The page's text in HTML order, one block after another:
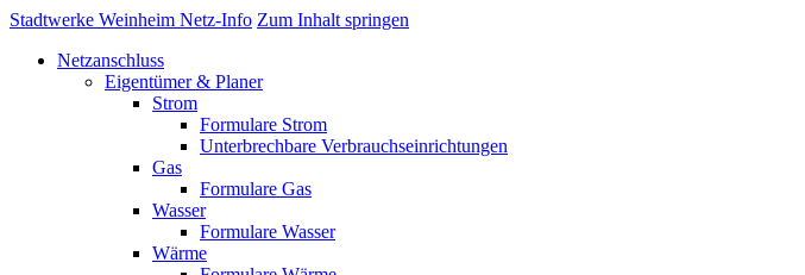
Stadtwerke Weinheim Netz-Info Zum Inhalt springen
Netzanschluss
Eigentümer & Planer
Strom
Formulare Strom
Unterbrechbare Verbrauchseinrichtungen
Gas
Formulare Gas
Wasser
Formulare Wasser
Wärme